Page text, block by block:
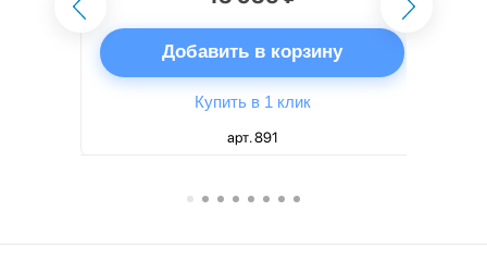
Добавить в корзину
Купить в 1 клик
арт. 891